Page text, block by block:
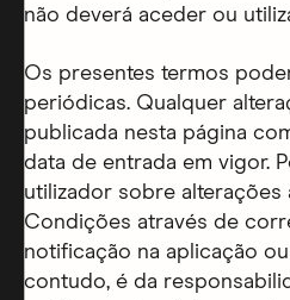
não deverá aceder ou
Os presentes termos
periódicas. Qualquer
publicada nesta página
data de entrada em vigor.
utilizador sobre alterações
Condições através de
notificação na aplicação
contudo, é da